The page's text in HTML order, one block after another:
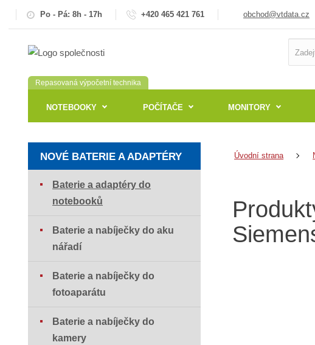
Po - Pá: 8h - 17h +420 465 421 761 obchod@vtdata.cz
Repasovaná výpočetní technika
NOTEBOOKY POČÍTAČE MONITORY
Úvodní strana
NOVÉ BATERIE A ADAPTÉRY
Baterie a adaptéry do
notebooků
Baterie a nabíječky do aku
nářadí
Baterie a nabíječky do
fotoaparátu
Baterie a nabíječky do
kamery